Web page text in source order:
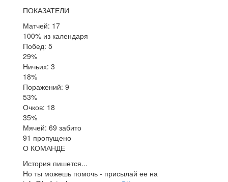
ПОКАЗАТЕЛИ
Матчей: 17
100% из календаря
Побед: 5
29%
Ничьих: 3
18%
Поражений: 9
53%
Очков: 18
35%
Мячей: 69 забито
91 пропущено
О КОМАНДЕ
История пишется...
Но ты можешь помочь - присылай ее на